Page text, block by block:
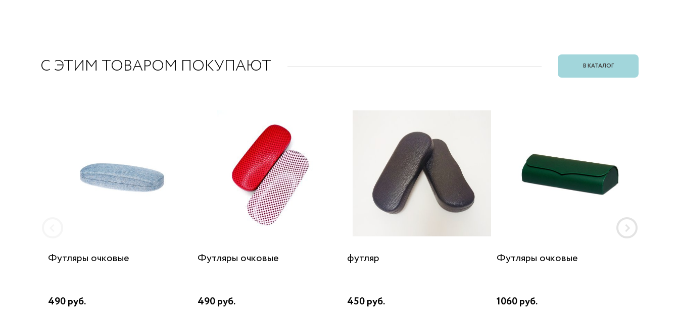
С ЭТИМ ТОВАРОМ ПОКУПАЮТ В КАТАЛОГ
Футляры очковые
490 руб.
Футляры очковые
490 руб.
футляр
450 руб.
Футляры очковые
1060 руб.